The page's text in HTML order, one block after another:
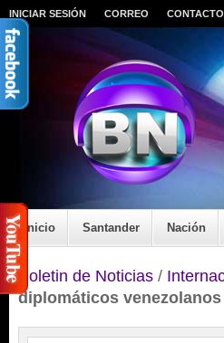
INICIAR SESIÓN CORREO CONTACTO
Inicio Santander Nación
Boletin de Noticias /
diplomáticos venezolanos